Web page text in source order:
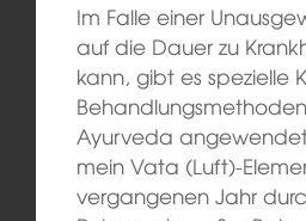
Im Falle einer
auf die Dauer zu
kann, gibt es spezielle
Ayurveda
mein Vata (Luft)-
vergangenen Jahr